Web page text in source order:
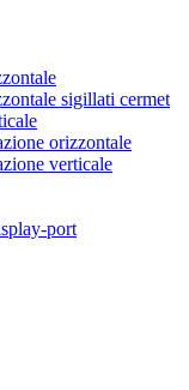
sigillati cermet
orizzontale
verticale
port